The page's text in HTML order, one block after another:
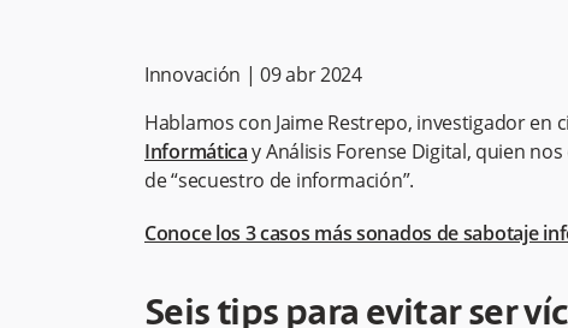
Innovación | 09 abr 2024
Hablamos con Jaime Restrepo, investigador en
Informáticay Análisis Forense Digital, quien
de “secuestro de información”.
Conoce los 3 casos más sonados de sabotaje
Seis tips para evitar ser